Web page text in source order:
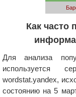
Как часто
Для анализа
используется
wordstat.yandex,
состоянию на 5